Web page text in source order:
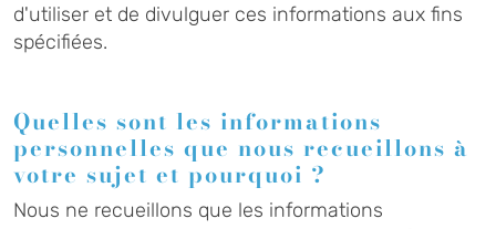
d'utiliser et de divulguer ces informations aux fins
spécifiées.
Quelles sont les informations
personnelles que nous recueillons à
votre sujet et pourquoi ?
Nous ne recueillons que les informations